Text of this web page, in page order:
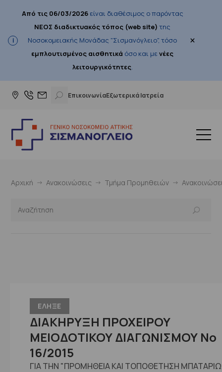
Από τις 06/03/2026είναι διαθέσιμος ο παρόντας
ΝΕΟΣ διαδικτυακός τόπος (web site) της
Νοσοκομειακής Μονάδας "Σισμανόγλειο", τόσο
εμπλουτισμένος αισθητικά όσο και μενέες
λειτουργικότητες.
×
ΕπικοινωνίαΕξωτερικά Ιατρεία
Αρχική Ανακοινώσεις Τμήμα Προμηθειών
ΕΛΗΞΕ
ΔΙΑΚΗΡΥΞΗ ΠΡΟΧΕΙΡΟΥ
ΜΕΙΟΔΟΤΙΚΟΥ ΔΙΑΓΩΝΙΣΜΟΥ Νο
16/2015
ΓΙΑ ΤΗΝ "ΠΡΟΜΗΘΕΙΑ ΚΑΙ ΤΟΠΟΘΕΤΗΣΗ